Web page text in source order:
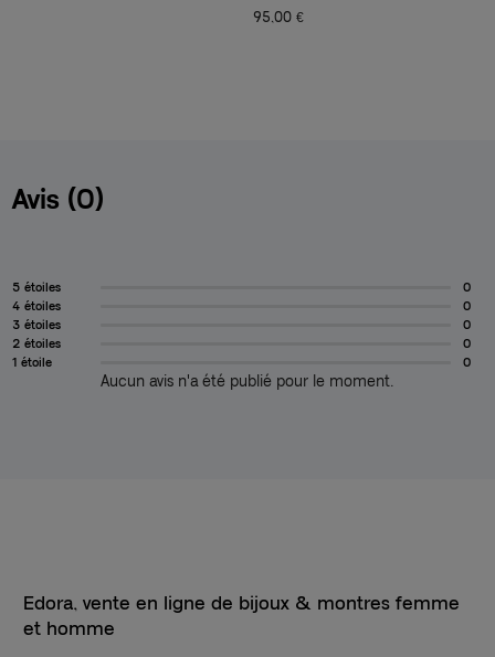
95,00 €
Avis (0)
5 étoiles
0
4 étoiles
0
3 étoiles
0
2 étoiles
0
1 étoile
0
Aucun avis n'a été publié pour le moment.
Edora, vente en ligne de bijoux & montres femme
et homme